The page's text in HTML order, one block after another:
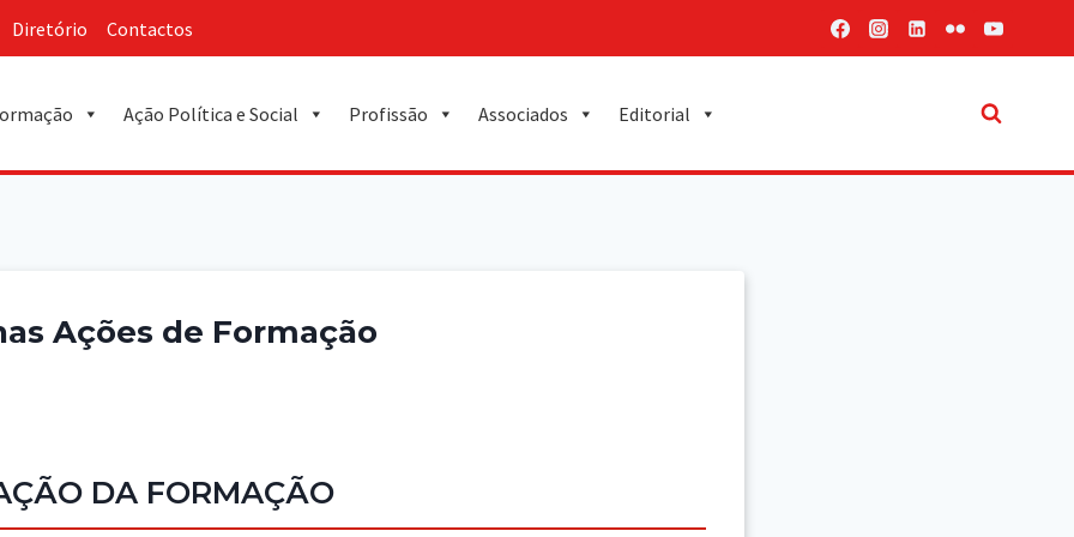
Diretório Contactos
Ação Política e Social Profissão Associados Editorial
Ações de Formação
DA FORMAÇÃO